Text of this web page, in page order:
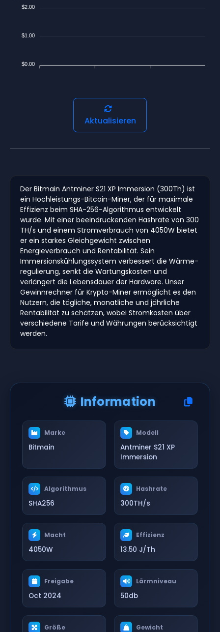
$2.00
$1.00
$0.00
Aktualisieren
Der Bitmain Antminer S21 XP Immersion (300Th) ist
ein Hochleistungs-Bitcoin-Miner, der für maximale
Effizienz beim SHA-256-Algorithmus entwickelt
wurde. Mit einer beeindruckenden Hashrate von 300
TH/s und einem Stromverbrauch von 4050W bietet
er ein starkes Gleichgewicht zwischen
Energieverbrauch und Rentabilität. Sein
Immersionskühlungssystem verbessert die Wärme-
regulierung, senkt die Wartungskosten und
verlängert die Lebensdauer der Hardware. Unser
Gewinnrechner für Krypto-Miner ermöglicht es den
Nutzern, die tägliche, monatliche und jährliche
Rentabilität zu schätzen, wobei Stromkosten über
verschiedene Tarife und Währungen berücksichtigt
werden.
Information
Marke
Bitmain
Modell
Antminer S21 XP
Immersion
Algorithmus
SHA256
Hashrate
300TH/s
Macht
4050W
Effizienz
13.50 J/Th
Freigabe
Oct 2024
Lärmniveau
50db
Größe Gewicht